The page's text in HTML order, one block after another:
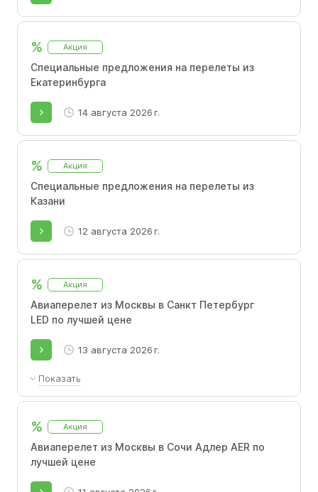
% Акция
Специальные предложения на перелеты из
Екатеринбурга
14 августа 2026 г.
% Акция
Специальные предложения на перелеты из
Казани
12 августа 2026 г.
% Акция
Авиаперелет из Москвы в Санкт Петербург
LED по лучшей цене
13 августа 2026 г.
Показать
Найдите самые выгодные билеты в Санкт-
Петербург. Выберите даты вылета в
календаре низких цен, чтобы сравнить
стоимость перелета и приобрести недорогой
билет на самолет из Москвы в Санкт-
% Акция
Авиаперелет из Москвы в Сочи Адлер AER по
лучшей цене